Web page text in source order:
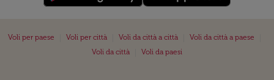
Voli per paese Voli per città Voli da città a città Voli da città a paese
Voli da città
Voli da paesi